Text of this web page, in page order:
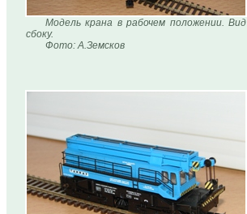
Модель крана в рабочем положении. Вид
сбоку.
Фото: А.Земсков